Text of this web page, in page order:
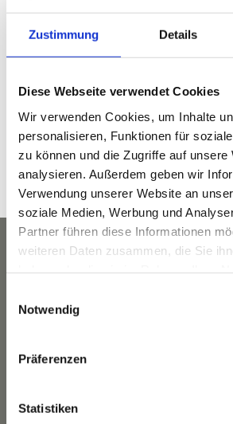
Zustimmung Details
Diese Webseite verwendet Cookies
Wir verwenden Cookies, um Inhalte
personalisieren, Funktionen für
zu können und die Zugriffe auf unsere
analysieren. Außerdem geben wir
Verwendung unserer Website an
soziale Medien, Werbung und
Partner führen diese Informationen
weiteren Daten zusammen, die Sie
Notwendig
Präferenzen
Statistiken
DETAILS
März 11, 2023
Zeit:
9:00 a.m. - 1:00 p.m.
Veranstaltungskategorie:
Winter